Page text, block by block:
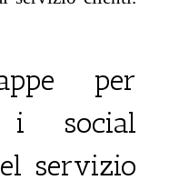
per
i social
servizio